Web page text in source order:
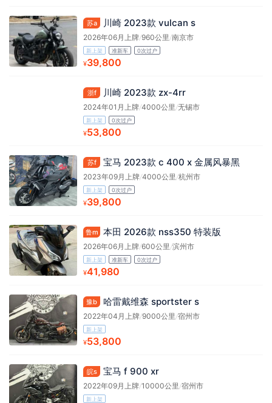
苏a 川崎 2023款 vulcan s
2026年06月上牌/960公里/南京市
新上架 准新车 0次过户
¥39,800
浙f 川崎 2023款 zx-4rr
2024年01月上牌/4000公里/无锡市
新上架 0次过户
¥53,800
苏f 宝马 2023款 c 400 x 金属风暴黑
2023年09月上牌/4000公里 /杭州市
新上架 0次过户
¥39,800
鲁m 本田 2026款 nss350 特装版
2026年06月上牌/600公里 /滨州市
新上架 准新车 0次过户
¥41,980
豫b 哈雷戴维森 sportster s
2022年04月上牌/9000公里 /宿州市
新上架
¥53,800
皖s 宝马 f 900 xr
2022年09月上牌/10000公里 /宿州市
新上架